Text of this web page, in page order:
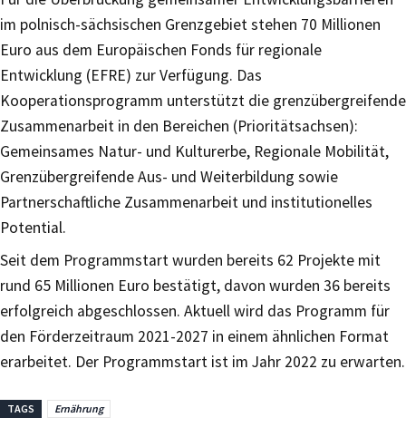
im polnisch-sächsischen Grenzgebiet stehen 70 Millionen
Euro aus dem Europäischen Fonds für regionale
Entwicklung (EFRE) zur Verfügung. Das
Kooperationsprogramm unterstützt die grenzübergreifende
Zusammenarbeit in den Bereichen (Prioritätsachsen):
Gemeinsames Natur- und Kulturerbe, Regionale Mobilität,
Grenzübergreifende Aus- und Weiterbildung sowie
Partnerschaftliche Zusammenarbeit und institutionelles
Potential.
Seit dem Programmstart wurden bereits 62 Projekte mit
rund 65 Millionen Euro bestätigt, davon wurden 36 bereits
erfolgreich abgeschlossen. Aktuell wird das Programm für
den Förderzeitraum 2021-2027 in einem ähnlichen Format
erarbeitet. Der Programmstart ist im Jahr 2022 zu erwarten.
TAGS Ernährung